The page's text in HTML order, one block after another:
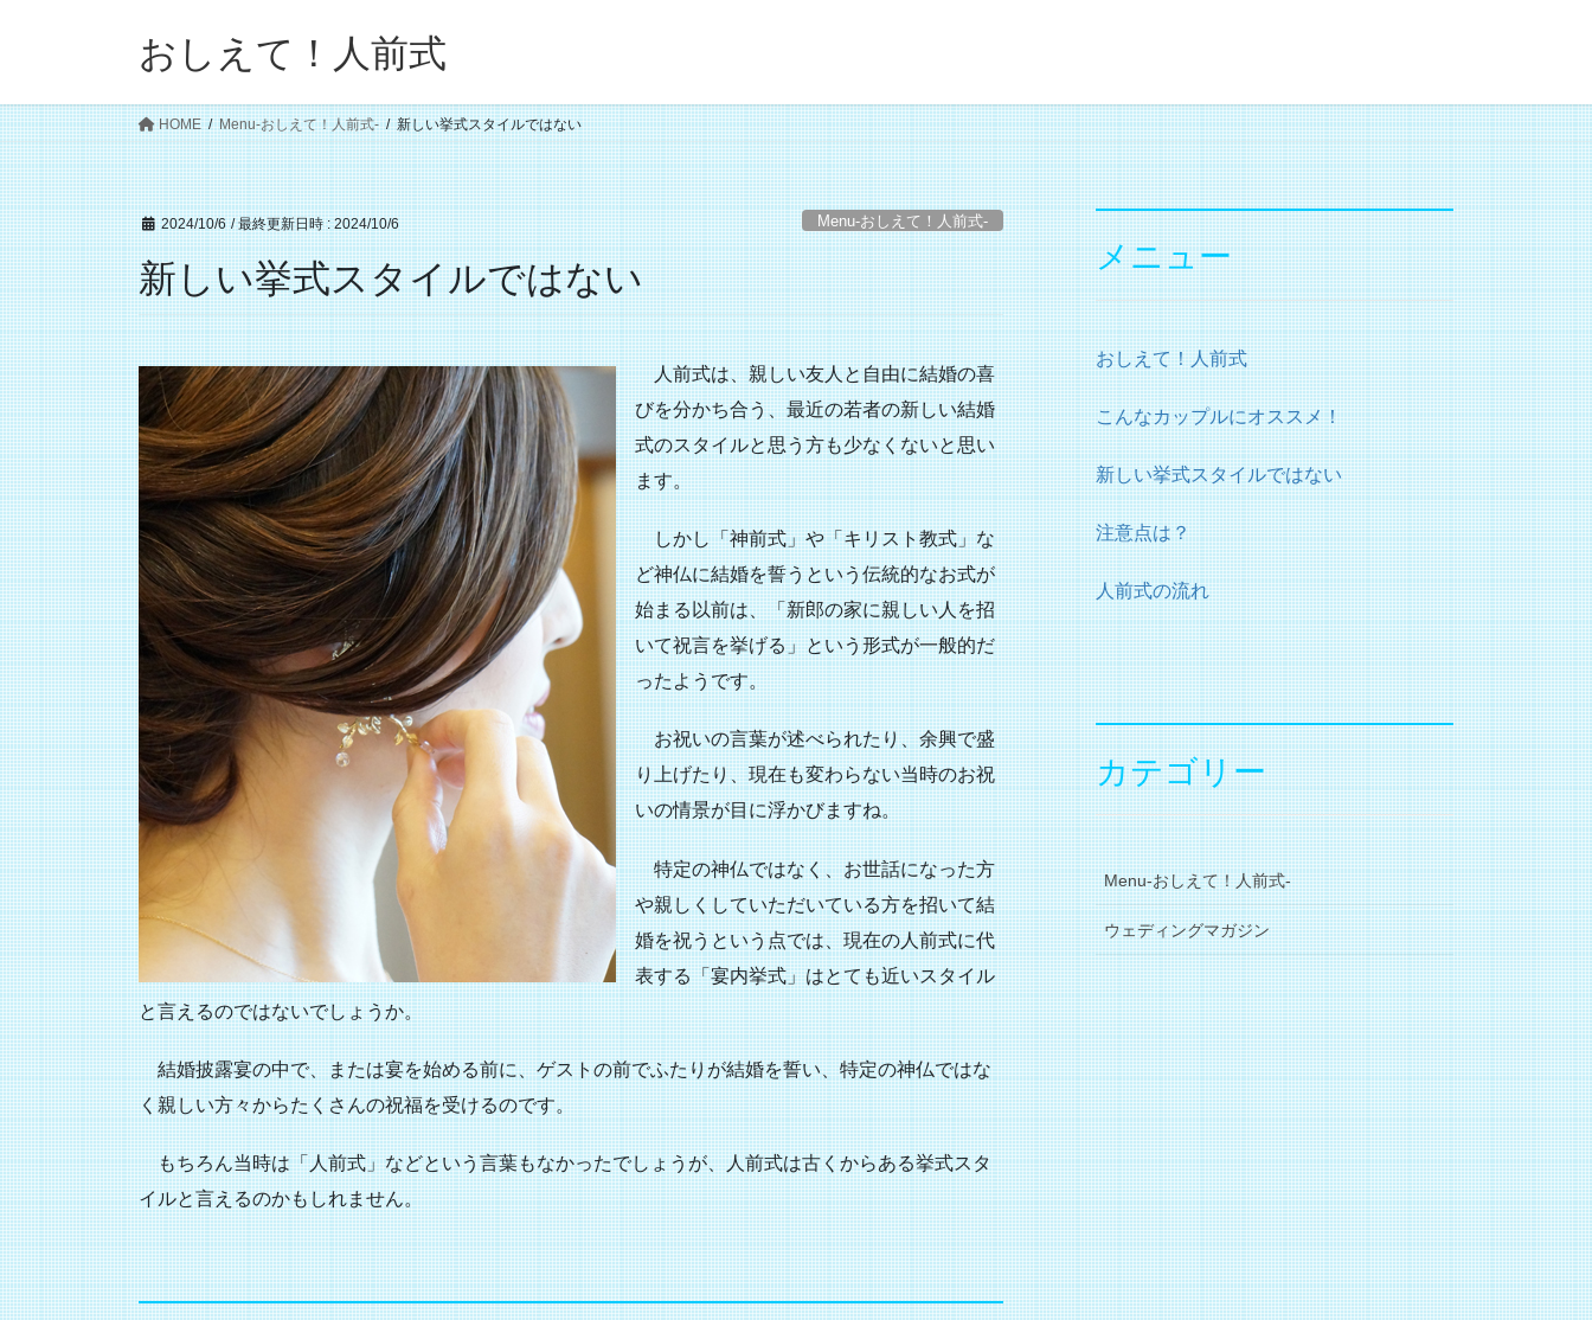
ツ
へ
ス
キ
ッ
プ
シ
ョ
ン
に
移
動
おしえて！人前式
HOME Menu-おしえて！人前式- 新しい挙式スタイルではない
2024/10/6 / 最終更新日時 :2024/10/6 Menu-おしえて！人前式-
新しい挙式スタイルではない
人前式は、親しい友人と自由に結婚の喜
びを分かち合う、最近の若者の新しい結婚
式のスタイルと思う方も少なくないと思い
ます。
しかし「神前式」や「キリスト教式」な
ど神仏に結婚を誓うという伝統的なお式が
始まる以前は、「新郎の家に親しい人を招
いて祝言を挙げる」という形式が一般的だ
ったようです。
お祝いの言葉が述べられたり、余興で盛
り上げたり、現在も変わらない当時のお祝
いの情景が目に浮かびますね。
特定の神仏ではなく、お世話になった方
や親しくしていただいている方を招いて結
婚を祝うという点では、現在の人前式に代
表する「宴内挙式」はとても近いスタイル
と言えるのではないでしょうか。
結婚披露宴の中で、または宴を始める前に、ゲストの前でふたりが結婚を誓い、特定の神仏ではな
く親しい方々からたくさんの祝福を受けるのです。
もちろん当時は「人前式」などという言葉もなかったでしょうが、人前式は古くからある挙式スタ
イルと言えるのかもしれません。
メニュー
おしえて！人前式
こんなカップルにオススメ！
新しい挙式スタイルではない
注意点は？
人前式の流れ
カテゴリー
Menu-おしえて！人前式-
ウェディングマガジン